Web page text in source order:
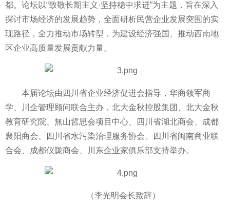
都。论坛以“致敬长期主义·坚持稳中求进”为主题，旨在深入
探讨市场经济的发展趋势，全面研析民营企业发展突围的实
现路径，全力推动市场转型，为建设经济强国、推动西南地
区企业高质量发展贡献力量。
本届论坛由四川省企业经济促进会指导，华商领军商
学、川企管理顾问联合主办，北大金秋控股集团、北大金秋
教育研究院、無山哲思会项目中心、四川省湖北商会、成都
襄阳商会、四川省水污染治理服务协会、四川省闽南商业联
合会、成都仪陇商会、川东企业家俱乐部支持举办。
（李光明会长致辞）